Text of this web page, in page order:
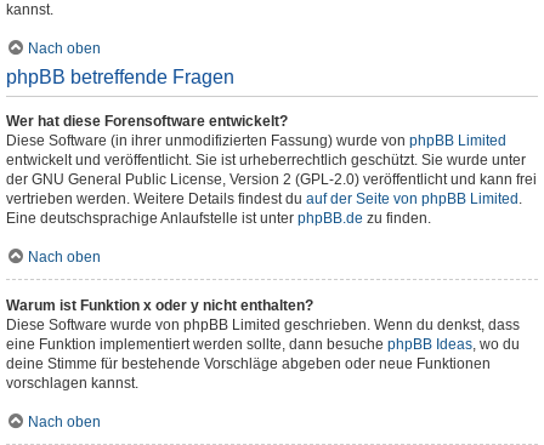
kannst.
Nach oben
phpBB betreffende Fragen
Wer hat diese Forensoftware entwickelt?
Diese Software (in ihrer unmodifizierten Fassung) wurde von phpBB Limited
entwickelt und veröffentlicht. Sie ist urheberrechtlich geschützt. Sie wurde unter
der GNU General Public License, Version 2 (GPL-2.0) veröffentlicht und kann frei
vertrieben werden. Weitere Details findest du auf der Seite von phpBB Limited .
Eine deutschsprachige Anlaufstelle ist unter phpBB.de zu finden.
Nach oben
Warum ist Funktion x oder y nicht enthalten?
Diese Software wurde von phpBB Limited geschrieben. Wenn du denkst, dass
eine Funktion implementiert werden sollte, dann besuche phpBB Ideas, wo du
deine Stimme für bestehende Vorschläge abgeben oder neue Funktionen
vorschlagen kannst.
Nach oben